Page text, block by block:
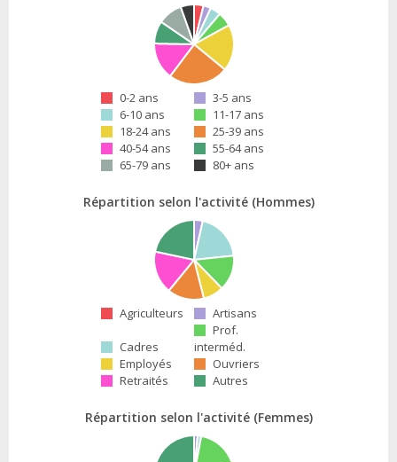
0-2 ans
3-5 ans
6-10 ans
11-17 ans
18-24 ans
25-39 ans
40-54 ans
55-64 ans
65-79 ans
80+ ans
Répartition selon l'activité (Hommes)
Agriculteurs Artisans
Cadres
Prof.
interméd.
Employés
Ouvriers
Retraités
Autres
Répartition selon l'activité (Femmes)